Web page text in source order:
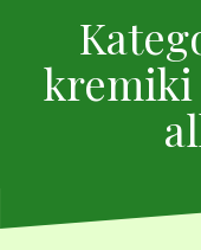
kremiki